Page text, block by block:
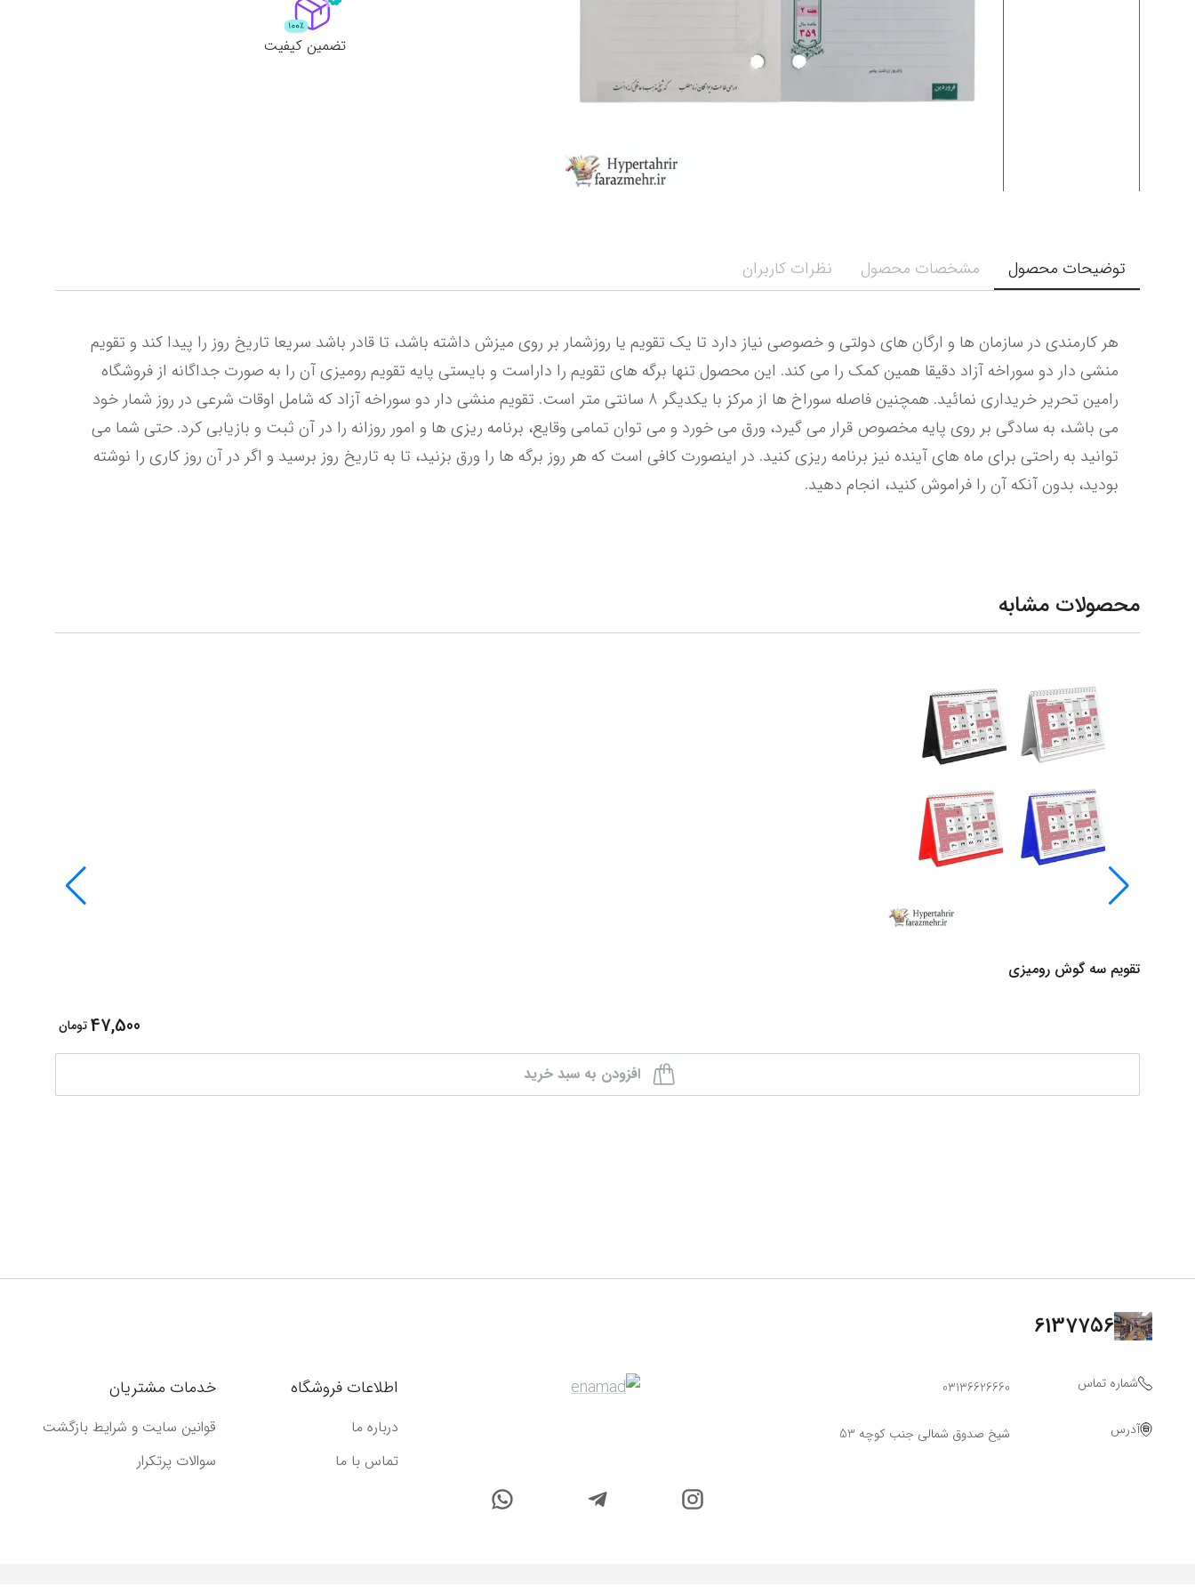
نمایش همه محصولات
تضمین کیفیت
توضیحات محصول مشخصات محصول نظرات کاربران
بودید، بدون آنکه آن را فراموش کنید، انجام دهید.
محصولات مشابه
تقویم سه گوش رومیزی
47,500تومان
افزودن به سبد خرید
6137756
شماره تماس 03136626660
آدرس شیخ صدوق شمالی جنب کوچه 53
اطلاعات فروشگاه
درباره ما
تماس با ما
خدمات مشتریان
قوانین سایت و شرایط بازگشت
سوالات پرتکرار